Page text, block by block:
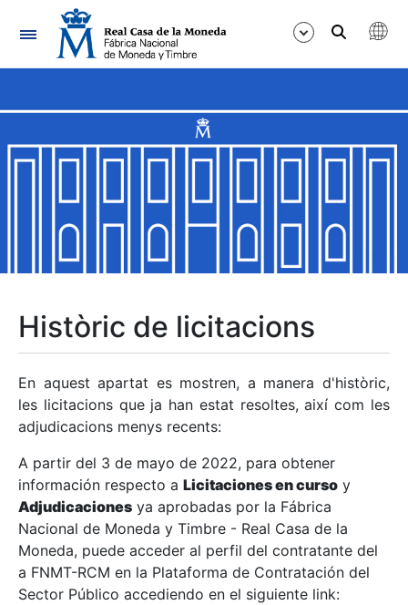
Navegació
Mostra/Amaga
Mostra/Amaga
Mostra/Amaga
Mostra/Amaga
Mostra/Amaga
Històric de licitacions
En aquest apartat es mostren, a manera d'històric,
les licitacions que ja han estat resoltes, així com les
adjudicacions menys recents:
A partir del 3 de mayo de 2022, para obtener
información respecto a Licitaciones en curso y
Adjudicaciones ya aprobadas por la Fábrica
Nacional de Moneda y Timbre - Real Casa de la
Moneda, puede acceder al perfil del contratante del
a FNMT-RCM en la Plataforma de Contratación del
Sector Público accediendo en el siguiente link: